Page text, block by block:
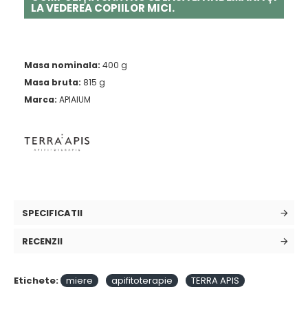
LA VEDEREA COPIILOR MICI.
Masa nominala: 400 g
Masa bruta: 815 g
Marca: APIAIUM
SPECIFICATII
RECENZII
Etichete: miere apifitoterapie TERRA APIS